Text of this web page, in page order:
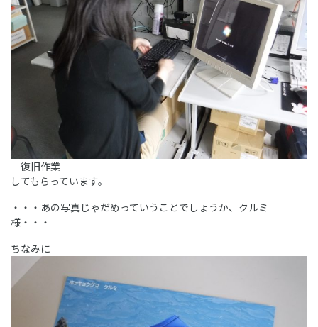
復旧作業
してもらっています。
・・・あの写真じゃだめっていうことでしょうか、クルミ
様・・・
ちなみに